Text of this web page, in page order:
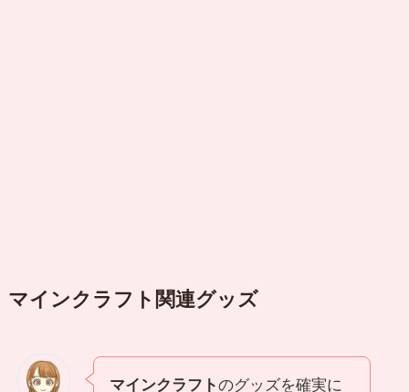
マインクラフト 関連グッズ
マインクラフトのグッズを確実に